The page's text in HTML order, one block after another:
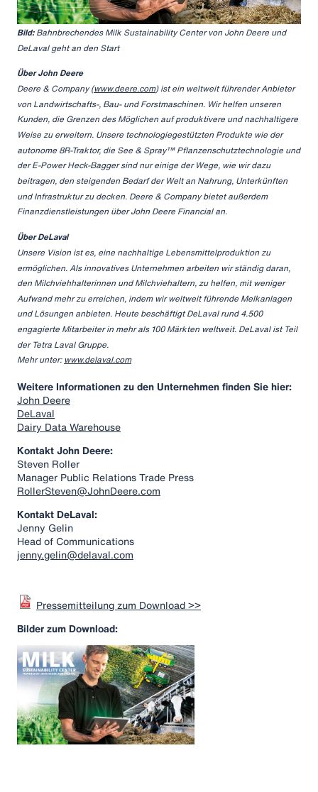
Bild:Bahnbrechendes Milk Sustainability Center von John Deere und
DeLaval geht an den Start
Über John Deere
Deere & Company (www.deere.com) ist ein weltweit führender Anbieter
von Landwirtschafts-, Bau- und Forstmaschinen. Wir helfen unseren
Kunden, die Grenzen des Möglichen auf produktivere und nachhaltigere
Weise zu erweitern. Unsere technologiegestützten Produkte wie der
autonome 8R-Traktor, die See & Spray™ Pflanzenschutztechnologie und
der E-Power Heck-Bagger sind nur einige der Wege, wie wir dazu
beitragen, den steigenden Bedarf der Welt an Nahrung, Unterkünften
und Infrastruktur zu decken. Deere & Company bietet außerdem
Finanzdienstleistungen über John Deere Financial an.
Über DeLaval
Unsere Vision ist es, eine nachhaltige Lebensmittelproduktion zu
ermöglichen. Als innovatives Unternehmen arbeiten wir ständig daran,
den Milchviehhalterinnen und Milchviehaltern, zu helfen, mit weniger
Aufwand mehr zu erreichen, indem wir weltweit führende Melkanlagen
und Lösungen anbieten. Heute beschäftigt DeLaval rund 4.500
engagierte Mitarbeiter in mehr als 100 Märkten weltweit. DeLaval ist Teil
der Tetra Laval Gruppe.
Mehr unter:www.delaval.com
Weitere Informationen zu den Unternehmen finden Sie hier:
John Deere
DeLaval
Dairy Data Warehouse
Kontakt John Deere:
Steven Roller
Manager Public Relations Trade Press
RollerSteven@JohnDeere.com
Kontakt DeLaval:
Jenny Gelin
Head of Communications
jenny.gelin@delaval.com
Pressemitteilung zum Download >>
Bilder zum Download: